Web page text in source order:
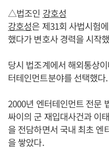
△법조인 강호성
강호성은 제31회 사법시험
했다가 변호사 경력을 시작
당시 법조계에서 해외통상
터테인먼트분야를 선택했다.
2000년 엔터테인먼트 전문
싸이의 군 재입대사건과 이
을 전담하면서 국내 최초 엔
을 쌓았다.